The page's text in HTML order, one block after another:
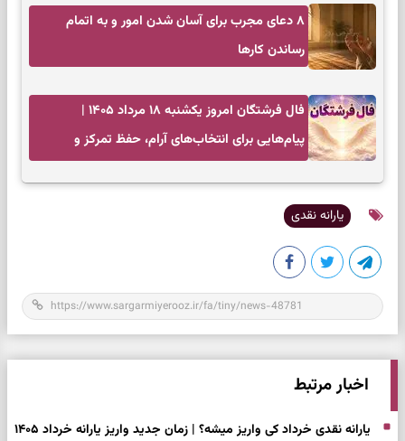
۸ دعای مجرب برای آسان شدن امور و به اتمام
رساندن کار‌ها
فال فرشتگان امروز یکشنبه ۱۸ مرداد ۱۴۰۵ |
پیام‌هایی برای انتخاب‌های آرام، حفظ تمرکز و
یارانه نقدی
اخبار مرتبط
یارانه نقدی خرداد کی واریز میشه؟ | زمان جدید واریز یارانه خرداد ۱۴۰۵